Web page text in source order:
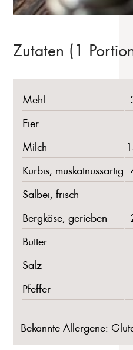
Zutaten (1
Mehl
Eier
Milch
Kürbis, muskatnussartig
Salbei, frisch
Bergkäse, gerieben
Butter
Salz
Pfeffer
Bekannte Allergene: